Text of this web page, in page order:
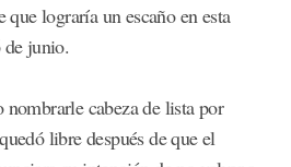
que lograría un escaño en esta
de junio.
cabeza de lista por
libre después de que el